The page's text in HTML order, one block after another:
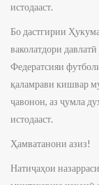
истодааст.
Бо дастгирии
ваколатдори
Федератсияи
қаламрави кишвар
ҷавонон, аз ҷумла
истодааст.
Ҳамватанони азиз!
Натиҷаҳои